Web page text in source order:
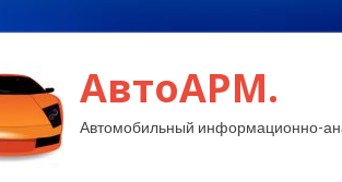
АвтоАРМ.
Автомобильный информационно-